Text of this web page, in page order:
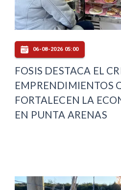
06-08-2026 05:00
FOSIS DESTACA EL
EMPRENDIMIENTOS
FORTALECEN LA
EN PUNTA ARENAS